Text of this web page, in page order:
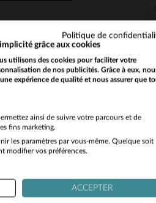
Politique de
grâce aux cookies
utilisons des cookies pour faciliter votre
de nos publicités. Grâce à eux,
expérience de qualité et nous assurer que
ainsi de suivre votre parcours et de
fins marketing.
les paramètres par vous-même. Quelque soit
modifier vos préférences.
ACCEPTER